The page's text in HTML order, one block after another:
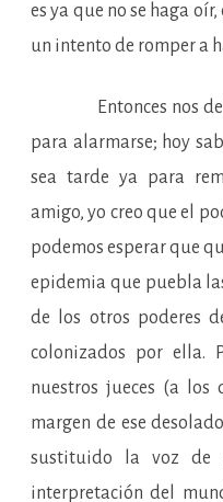
es ya que no se haga
un intento de romper a
Entonces nos
para alarmarse; hoy
sea tarde ya para
amigo, yo creo que el
podemos esperar que
epidemia que puebla
de los otros poderes
colonizados por ella.
nuestros jueces (a los
margen de ese
sustituido la voz de
interpretación del